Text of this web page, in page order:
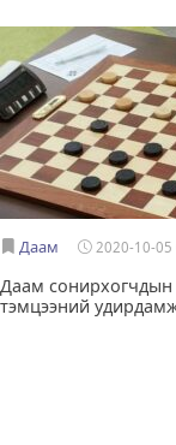
Даам 2020-10-05
Даам сонирхогчдын
тэмцээний